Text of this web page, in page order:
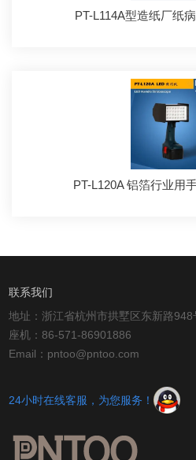
PT-L114A型造纸厂纸
PT-L120A 铝箔行业用
联系我们
地址：浙江省杭州市拱墅区东新路948
座机：86-571-86901886
Email：pntoo@pntoo.com
24小时在线客服，为您服务！